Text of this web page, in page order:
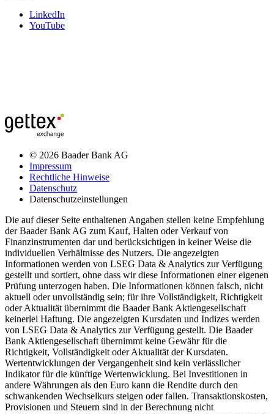
LinkedIn
YouTube
© 2026 Baader Bank AG
Impressum
Rechtliche Hinweise
Datenschutz
Datenschutzeinstellungen
Die auf dieser Seite enthaltenen Angaben stellen keine Empfehlung
der Baader Bank AG zum Kauf, Halten oder Verkauf von
Finanzinstrumenten dar und berücksichtigen in keiner Weise die
individuellen Verhältnisse des Nutzers. Die angezeigten
Informationen werden von LSEG Data & Analytics zur Verfügung
gestellt und sortiert, ohne dass wir diese Informationen einer eigenen
Prüfung unterzogen haben. Die Informationen können falsch, nicht
aktuell oder unvollständig sein; für ihre Vollständigkeit, Richtigkeit
oder Aktualität übernimmt die Baader Bank Aktiengesellschaft
keinerlei Haftung. Die angezeigten Kursdaten und Indizes werden
von LSEG Data & Analytics zur Verfügung gestellt. Die Baader
Bank Aktiengesellschaft übernimmt keine Gewähr für die
Richtigkeit, Vollständigkeit oder Aktualität der Kursdaten.
Wertentwicklungen der Vergangenheit sind kein verlässlicher
Indikator für die künftige Wertenwicklung. Bei Investitionen in
andere Währungen als den Euro kann die Rendite durch den
schwankenden Wechselkurs steigen oder fallen. Transaktionskosten,
Provisionen und Steuern sind in der Berechnung nicht